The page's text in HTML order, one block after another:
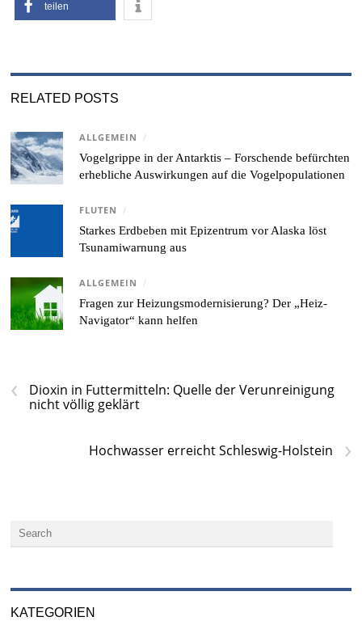
teilen
RELATED POSTS
ALLGEMEIN /
Vogelgrippe in der Antarktis – Forschende befürchten
erhebliche Auswirkungen auf die Vogelpopulationen
FLUTEN /
Starkes Erdbeben mit Epizentrum vor Alaska löst
Tsunamiwarnung aus
ALLGEMEIN /
Fragen zur Heizungsmodernisierung? Der „Heiz-
Navigator“ kann helfen
‹
Dioxin in Futtermitteln: Quelle der Verunreinigung
nicht völlig geklärt
›
Hochwasser erreicht Schleswig-Holstein
KATEGORIEN